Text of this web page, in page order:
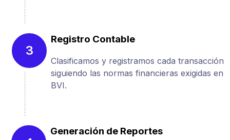
3
Registro Contable
Clasificamos y registramos cada transacción
siguiendo las normas financieras exigidas en
BVI.
Generación de Reportes